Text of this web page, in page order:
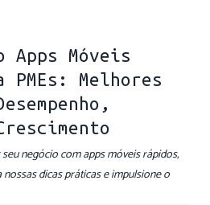
Apps Móveis
PMEs: Melhores
negócio com apps móveis rápidos,
dicas práticas e impulsione o